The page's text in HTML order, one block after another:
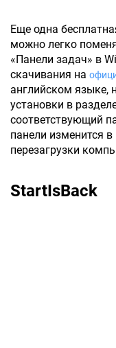
Еще одна
можно легко
«Панели задач» в
скачивания на
английском языке,
установки в
соответствующий
панели изменится
перезагрузки
StartIsBack